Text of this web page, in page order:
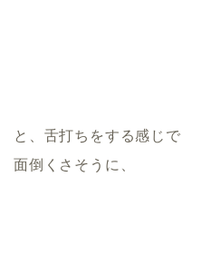
と、舌打ちをする感じで
面倒くさそうに、